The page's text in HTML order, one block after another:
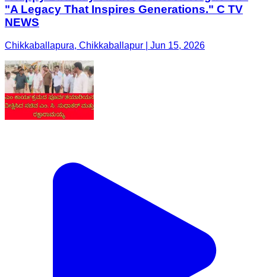
"A Legacy That Inspires Generations." C TV
NEWS
Chikkaballapura, Chikkaballapur | Jun 15, 2026